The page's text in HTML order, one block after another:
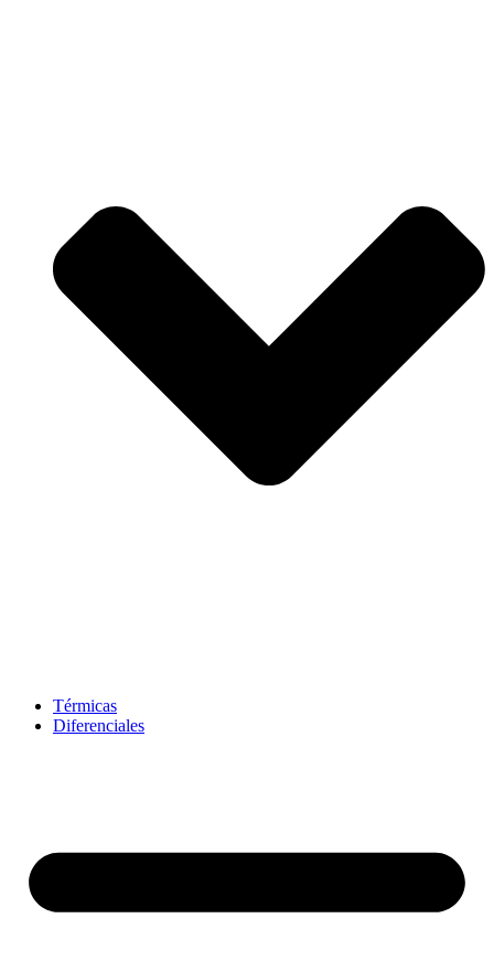
Térmicas
Diferenciales